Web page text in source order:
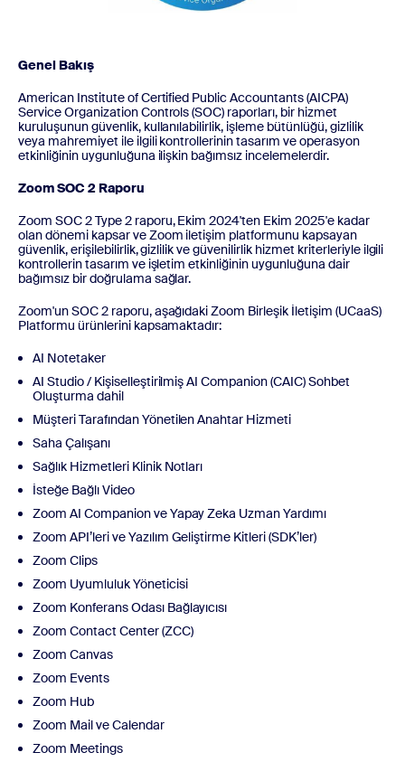
Genel Bakış
American Institute of Certified Public Accountants (AICPA)
Service Organization Controls (SOC) raporları, bir hizmet
kuruluşunun güvenlik, kullanılabilirlik, işleme bütünlüğü, gizlilik
veya mahremiyet ile ilgili kontrollerinin tasarım ve operasyon
etkinliğinin uygunluğuna ilişkin bağımsız incelemelerdir.
Zoom SOC 2 Raporu
Zoom SOC 2 Type 2 raporu, Ekim 2024'ten Ekim 2025'e kadar
olan dönemi kapsar ve Zoom iletişim platformunu kapsayan
güvenlik, erişilebilirlik, gizlilik ve güvenilirlik hizmet kriterleriyle ilgili
kontrollerin tasarım ve işletim etkinliğinin uygunluğuna dair
bağımsız bir doğrulama sağlar.
Zoom'un SOC 2 raporu, aşağıdaki Zoom Birleşik İletişim (UCaaS)
Platformu ürünlerini kapsamaktadır:
AI Notetaker
AI Studio / Kişiselleştirilmiş AI Companion (CAIC) Sohbet
Oluşturma dahil
Müşteri Tarafından Yönetilen Anahtar Hizmeti
Saha Çalışanı
Sağlık Hizmetleri Klinik Notları
İsteğe Bağlı Video
Zoom AI Companion ve Yapay Zeka Uzman Yardımı
Zoom API’leri ve Yazılım Geliştirme Kitleri (SDK’ler)
Zoom Clips
Zoom Uyumluluk Yöneticisi
Zoom Konferans Odası Bağlayıcısı
Zoom Contact Center (ZCC)
Zoom Canvas
Zoom Events
Zoom Hub
Zoom Mail ve Calendar
Zoom Meetings